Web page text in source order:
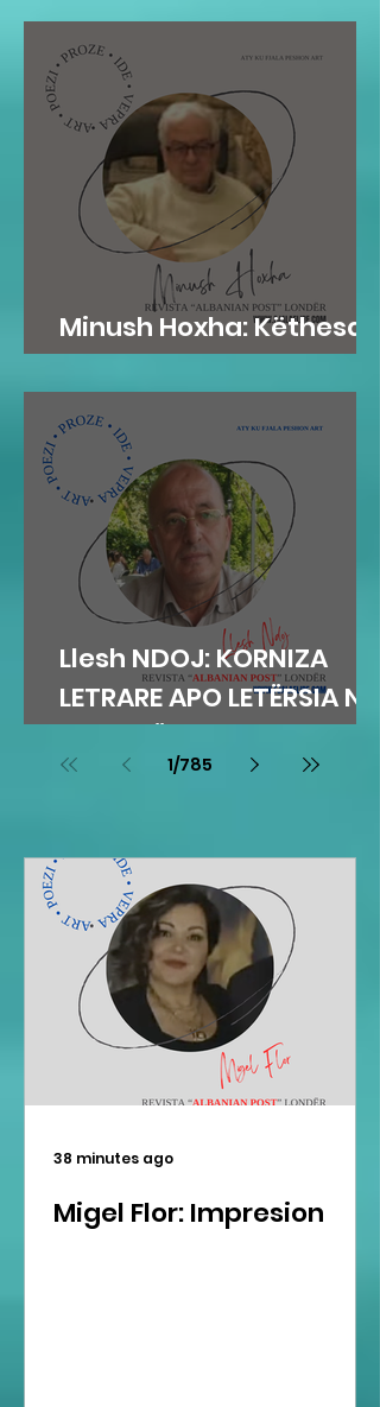
Minush Hoxha: Këthesa
emotive e zemres
Llesh NDOJ: KORNIZA
LETRARE APO LETËRSIA NË
KORNIZË
1/785
Migel Flor: Impresion
38 minutes ago